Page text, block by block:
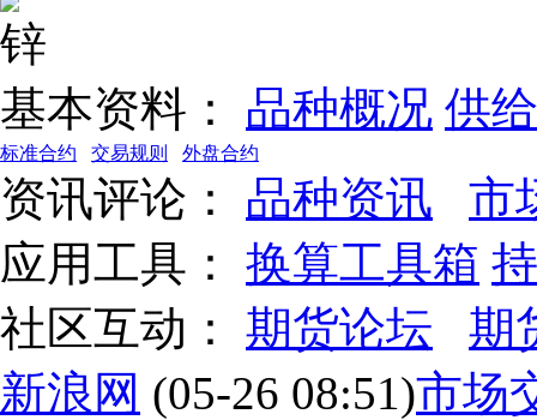
基本资料： 品种概况 供
标准合约 交易规则 外盘合约
资讯评论： 品种资讯
市
应用工具： 换算工具箱
社区互动： 期货论坛
期
新浪网 (05-26 08:51)市场